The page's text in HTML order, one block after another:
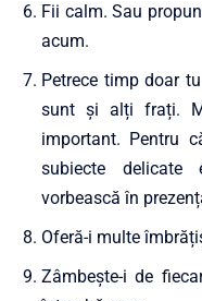
Fii calm. Sau
acum.
Petrece timp doar
sunt și alți frați.
important. Pentru
subiecte
vorbească în
Oferă-i multe
Zâmbește-i de